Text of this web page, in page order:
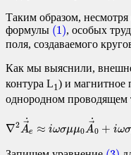
Таким образом,
формулы (1)
(1), особых
поля, создаваемого
Как мы выяснили,
контура L1) и магнитное
однородном проводящем
∇2 ˙
→
Ae ≈ iωσμμ0
˙
→
A0 + iωσ
A
(3)